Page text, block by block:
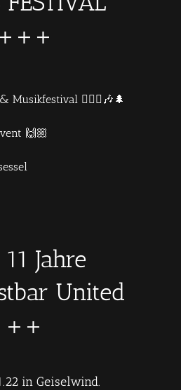
+++
Musikfestival 🏃🏼‍♀️🎶🌲
🙌🏼
Jahre
United
++
in Geiselwind.